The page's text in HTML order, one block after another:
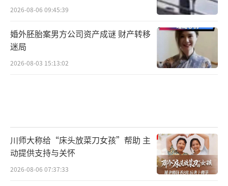
2026-08-06 09:45:39
婚外胚胎案男方公司资产成谜 财产转移
迷局
2026-08-03 15:13:02
川师大称给“床头放菜刀女孩”帮助 主
动提供支持与关怀
2026-08-06 07:37:33